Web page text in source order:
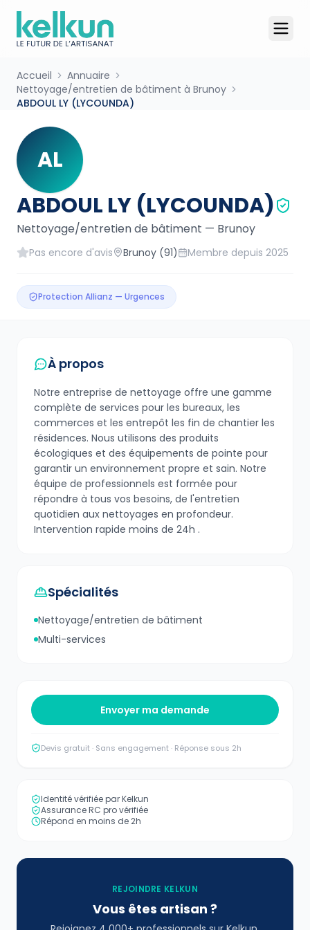
Accueil
Annuaire
Nettoyage/entretien de bâtiment à Brunoy
ABDOUL LY (LYCOUNDA)
AL
ABDOUL LY (LYCOUNDA)
Nettoyage/entretien de bâtiment — Brunoy
Pas encore d'avis Brunoy (91) Membre depuis 2025
Protection Allianz — Urgences
À propos
Notre entreprise de nettoyage offre une gamme
complète de services pour les bureaux, les
commerces et les entrepôt les fin de chantier les
résidences. Nous utilisons des produits
écologiques et des équipements de pointe pour
garantir un environnement propre et sain. Notre
équipe de professionnels est formée pour
répondre à tous vos besoins, de l'entretien
quotidien aux nettoyages en profondeur.
Intervention rapide moins de 24h .
Spécialités
Nettoyage/entretien de bâtiment
Multi-services
Envoyer ma demande
Devis gratuit · Sans engagement · Réponse sous 2h
Identité vérifiée par Kelkun
Assurance RC pro vérifiée
Répond en moins de 2h
REJOINDRE KELKUN
Vous êtes artisan ?